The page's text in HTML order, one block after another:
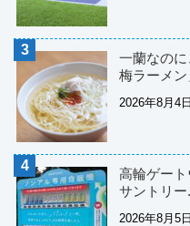
一蘭なの
梅ラーメン
2026年8月4日
高輪ゲー
サントリー
2026年8月5日